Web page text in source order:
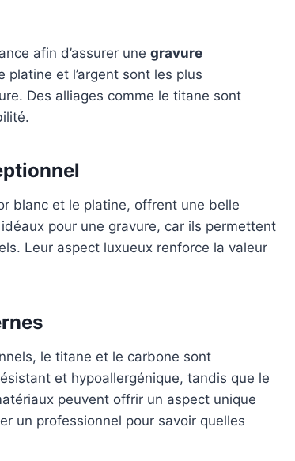
afin d’assurer une gravure
platine et l’argent sont les plus
Des alliages comme le titane sont
blanc et le platine, offrent une belle
pour une gravure, car ils permettent
Leur aspect luxueux renforce la valeur
le titane et le carbone sont
et hypoallergénique, tandis que le
peuvent offrir un aspect unique
un professionnel pour savoir quelles